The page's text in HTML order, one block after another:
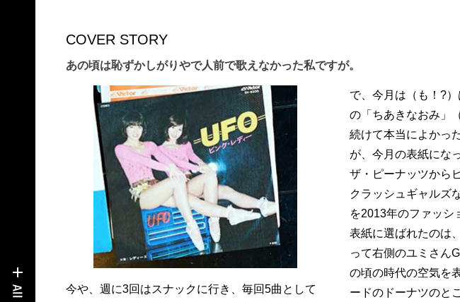
COVER STORY
あの頃は恥ずかしがりやで人前で歌えなかった私ですが。
今や、週に3回はスナックに行き、毎回5曲として
で、今月は（も！?
の「ちあきなおみ」
続けて本当によかっ
が、今月の表紙にな
ザ・ピーナッツから
クラッシュギャルズ
を2013年のファッシ
表紙に選ばれたのは
って右側のユミさん
の頃の時代の空気を
ードのドーナツのと